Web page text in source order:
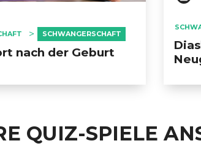
SCHWANGERSCHAFT
nach der Geburt
QUIZ-SPIELE